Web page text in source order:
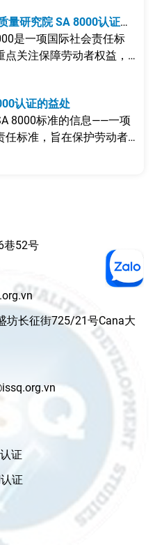
害分析和关键控制原则建
品卫生安全管理体系，旨
食品生产全过程的控制，
费者的食品安全。
量研究院 SA 8000认证
责任管理体系
是一项国际社会责任标
点关注保障劳动者权益，
安全、公平的工作环境。
认证的益处
8000标准的信息——一项
任标准，旨在保护劳动者
体现组织的社会责任。
巷52号
坊长征街725/21号Cana大
证
证